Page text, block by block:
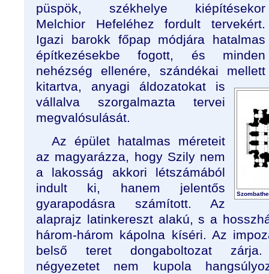
püspök, székhelye kiépítésekor
Melchior Hefeléhez fordult tervekért.
Igazi barokk főpap módjára hatalmas
építkezésekbe fogott, és minden
nehézség ellenére, szándékai mellett
kitartva, anyagi áldozatokat is
vállalva szorgalmazta tervei
megvalósulását.
Az épület hatalmas méreteit
az magyarázza, hogy Szily nem
a lakosság akkori létszámából
indult ki, hanem jelentős
gyarapodásra számított. Az
alaprajz latinkereszt alakú, s a
három-három kápolna kíséri. Az
belső teret dongaboltozat
négyezetet nem kupola